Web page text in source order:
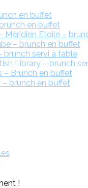
en buffet
en buffet
Méridien Etoile –
– brunch en buffet
brunch servi à table
Library – brunch
– Brunch en buffet
– brunch en buffet
!